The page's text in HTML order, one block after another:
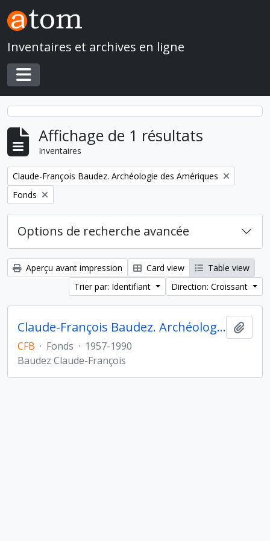
Skip to main content
Inventaires et archives en ligne
Toggle navigation
Affichage de 1 résultats
Inventaires
Remove filter:
Claude-François Baudez. Archéologie des Amériques
Remove filter:
Fonds
Options de recherche avancée
Aperçu avant impression Card view
Table view
Trier par: Identifiant
Direction: Croissant
Claude-François Baudez. Archéologie des Amériques
CFB · Fonds · 1957-1990
Baudez Claude-François